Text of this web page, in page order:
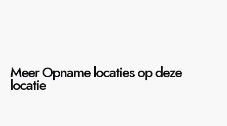
Meer Opname locaties op deze
locatie